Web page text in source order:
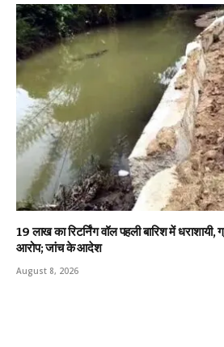
19 लाख का रिटर्निंग वॉल पहली बारिश में धराशायी,
आरोप; जांच के आदेश
August 8, 2026